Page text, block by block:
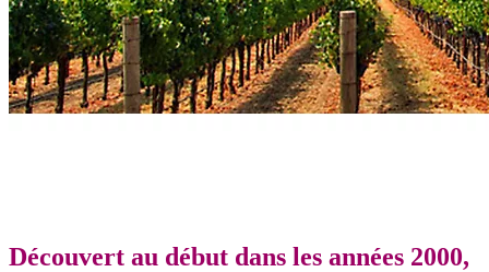
Découvert au début dans les années 2000,